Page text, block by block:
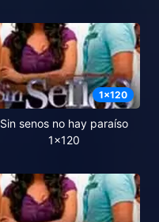
1x120
Sin senos no hay paraíso
1x120